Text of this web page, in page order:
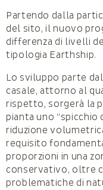
Partendo dalla
del sito, il nuovo
differenza di livelli
tipologia Earthship.
Lo sviluppo parte
casale, attorno al
rispetto, sorgerà la
pianta uno “spicchio
riduzione
requisito
proporzioni in una
conservativo, oltre
problematiche di